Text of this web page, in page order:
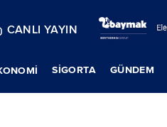
CANLI YAYIN
SIGORTA GÜNDEM